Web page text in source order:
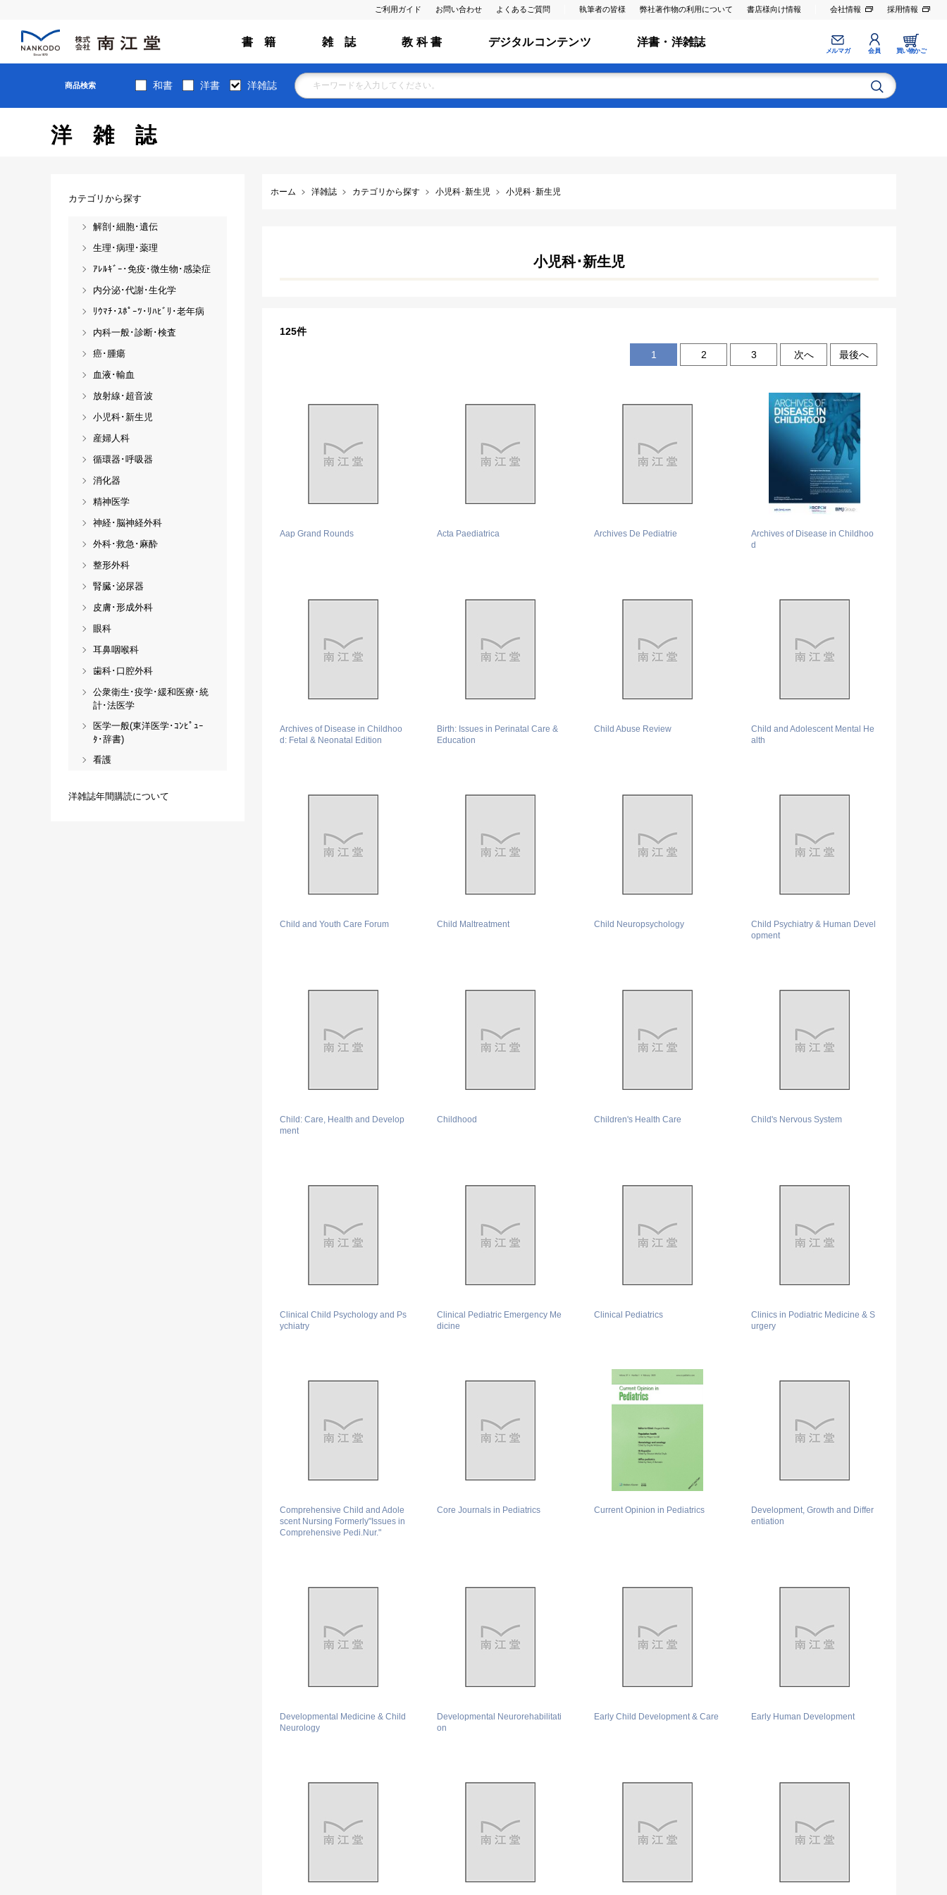
ご利用ガイド お問い合わせ よくあるご質問 執筆者の皆様 弊社著作物の利用について 書店様向け情報 会社情報 採用情報
書 籍 雑 誌 教 科 書 デジタルコンテンツ 洋書・洋雑誌
メルマガ 会員 買い物かご
商品検索 和書 洋書 洋雑誌
洋雑誌
ホーム 洋雑誌 カテゴリから探す 小児科･新生児 小児科･新生児
小児科･新生児
125件
1 2 3 次へ 最後へ
Aap Grand Rounds Acta Paediatrica Archives De Pediatrie
Archives of Disease in Childhoo
d
Archives of Disease in Childhoo
d: Fetal & Neonatal Edition
Birth: Issues in Perinatal Care &
Education
Child Abuse Review
Child and Adolescent Mental He
alth
Child and Youth Care Forum Child Maltreatment Child Neuropsychology
Child Psychiatry & Human Devel
opment
Child: Care, Health and Develop
ment
Childhood Children's Health Care Child's Nervous System
Clinical Child Psychology and Ps
ychiatry
Clinical Pediatric Emergency Me
dicine
Clinical Pediatrics
Clinics in Podiatric Medicine & S
urgery
Comprehensive Child and Adole
scent Nursing Formerly"Issues in
Comprehensive Pedi.Nur."
Core Journals in Pediatrics Current Opinion in Pediatrics
Development, Growth and Differ
entiation
Developmental Medicine & Child
Neurology
Developmental Neurorehabilitati
on
Early Child Development & Care Early Human Development
カテゴリから探す
解剖･細胞･遺伝
生理･病理･薬理
ｱﾚﾙｷﾞｰ･免疫･微生物･感染症
内分泌･代謝･生化学
ﾘｳﾏﾁ･ｽﾎﾟｰﾂ･ﾘﾊﾋﾞﾘ･老年病
内科一般･診断･検査
癌･腫瘍
血液･輸血
放射線･超音波
小児科･新生児
産婦人科
循環器･呼吸器
消化器
精神医学
神経･脳神経外科
外科･救急･麻酔
整形外科
腎臓･泌尿器
皮膚･形成外科
眼科
耳鼻咽喉科
歯科･口腔外科
公衆衛生･疫学･緩和医療･統
計･法医学
医学一般(東洋医学･ｺﾝﾋﾟｭｰ
ﾀ･辞書)
看護
洋雑誌年間購読について